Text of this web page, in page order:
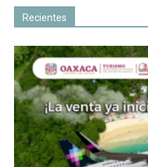
Recientes